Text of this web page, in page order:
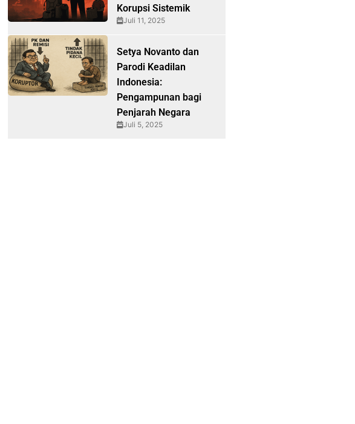
Korupsi Sistemik
Juli 11, 2025
Setya Novanto dan
Parodi Keadilan
Indonesia:
Pengampunan bagi
Penjarah Negara
Juli 5, 2025